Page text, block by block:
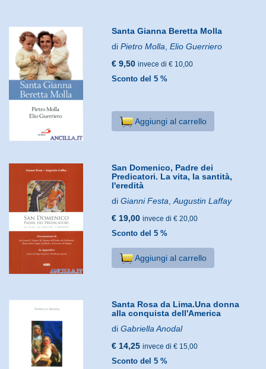
Santa Gianna Beretta Molla
diPietro Molla ,Elio Guerriero
€ 9,50 invece di € 10,00
Sconto del 5 %
Aggiungi al carrello
San Domenico, Padre dei
Predicatori. La vita, la santità,
l'eredità
diGianni Festa ,Augustin Laffay
€ 19,00 invece di € 20,00
Sconto del 5 %
Aggiungi al carrello
Santa Rosa da Lima.Una donna
alla conquista dell'America
diGabriella Anodal
€ 14,25 invece di € 15,00
Sconto del 5 %